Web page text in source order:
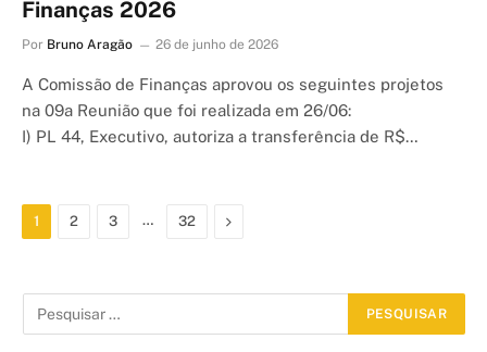
Finanças 2026
Por Bruno Aragão 26 de junho de 2026
A Comissão de Finanças aprovou os seguintes projetos
na 09a Reunião que foi realizada em 26/06:
I) PL 44, Executivo, autoriza a transferência de R$…
1 2 3 … 32 Proximo